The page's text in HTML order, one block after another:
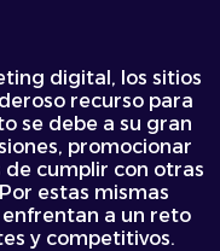
digital, los sitios
recurso para
se debe a su gran
promocionar
de cumplir con otras
estas mismas
enfrentan a un reto
y competitivos.